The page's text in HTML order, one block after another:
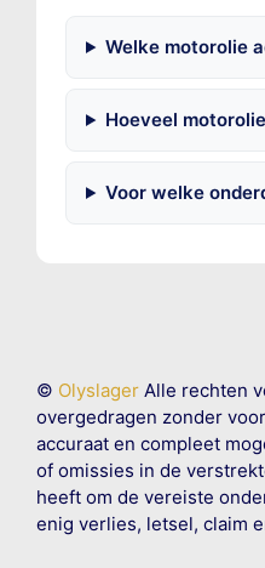
Welke motorolie
Hoeveel
Voor welke
© OlyslagerAlle rechten
overgedragen zonder
accuraat en compleet
of omissies in de
heeft om de vereiste
enig verlies, letsel, claim